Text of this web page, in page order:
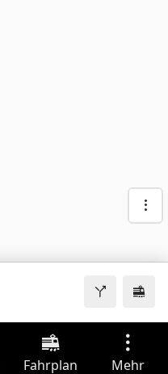
Fahrplan Mehr